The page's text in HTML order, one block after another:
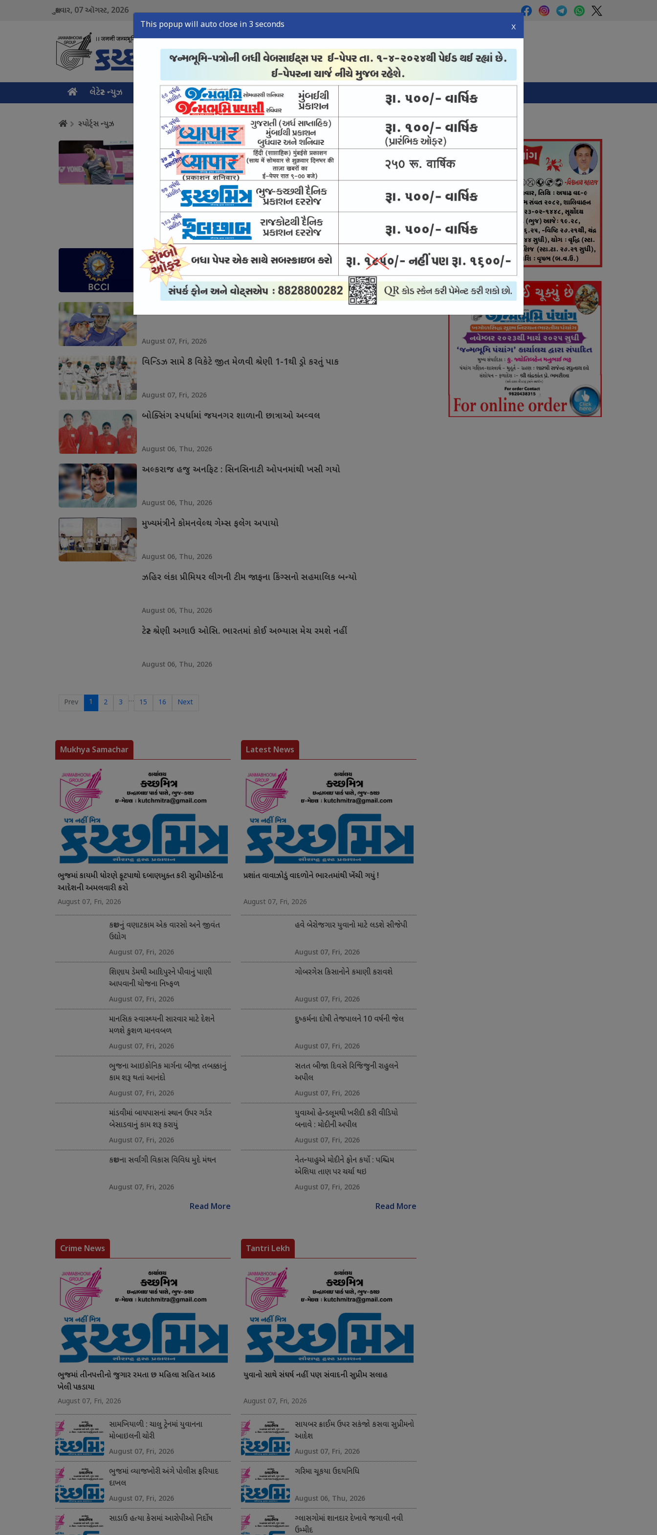
શુક્રવાર, 07ઑગસ્ટ, 2026
લેટેસ્ટ ન્યુઝ મુખ્ય સમાચાર ક્રાઇમ ન્યુઝ સ્પોર્ટ્સ ન્યુઝ તંત્રી લેખ ઈ-પેપર
This popup will auto close in 2 seconds X
સ્પોર્ટ્સ ન્યુઝ
તન્વી શર્મા કોરિયા ઓપનની ક્વાર્ટર ફાઇનલમાં
August 07, Fri, 2026
બટલરનો વર્લ્ડ રેકોર્ડ : ટી-20 ફોર્મેટમાં સૌથી વધુ રન
August 07, Fri, 2026
ટીમ ઇન્ડિયાના ખેલાડીઓની ફિટનેસ ટેસ્ટ વધુ કડક બની
August 07, Fri, 2026
August 07, Fri, 2026
વિન્ડિઝ સામે 8 વિકેટે જીત મેળવી શ્રેણી 1-1થી ડ્રો કરતું પાક
August 07, Fri, 2026
બોક્સિંગ સ્પર્ધામાં જયનગર શાળાની છાત્રાઓ અવ્વલ
August 06, Thu, 2026
અલ્કરાજ હજુ અનફિટ : સિનસિનાટી ઓપનમાંથી ખસી ગયો
August 06, Thu, 2026
મુખ્યમંત્રીને કોમનવેલ્થ ગેમ્સ ફલેગ અપાયો
August 06, Thu, 2026
ઝહિર લંકા પ્રીમિયર લીગની ટીમ જાફના કિંગ્સનો સહમાલિક બન્યો
August 06, Thu, 2026
ટેસ્ટ શ્રેણી અગાઉ ઓસિ. ભારતમાં કોઈ અભ્યાસ મેચ રમશે નહીં
August 06, Thu, 2026
Prev 1 2 3 … 15 16 Next
Panchang
Mukhya Samachar
ભુજમાં કાયમી ધોરણે ફૂટપાથો દબાણમુક્ત કરી સુપ્રીમકોર્ટના
આદેશની અમલવારી કરો
August 07, Fri, 2026
કચ્છનું વણાટકામ એક વારસો અને જીવંત
ઉદ્યોગ
August 07, Fri, 2026
શિણાય ડેમથી આદિપુરને પીવાનું પાણી
આપવાની યોજના નિષ્ફળ
August 07, Fri, 2026
માનસિક સ્વાસ્થ્યની સારવાર માટે દેશને
મળશે કુશળ માનવબળ
August 07, Fri, 2026
ભુજના આઇકોનિક માર્ગના બીજા તબક્કાનું
કામ શરૂ થતાં આનંદો
August 07, Fri, 2026
માંડવીમાં બાયપાસનાં સ્થાન ઉપર ગર્ડર
બેસાડવાનું કામ શરૂ કરાયું
August 07, Fri, 2026
કચ્છના સર્વાંગી વિકાસ વિવિધ મુદે મંથન
August 07, Fri, 2026
Read More
Latest News
પ્રશાંત વાવાઝોડું વાદળોને ભારતમાંથી ખેંચી ગયું !
August 07, Fri, 2026
હવે બેરોજગાર યુવાનો માટે લડશે સીજેપી
August 07, Fri, 2026
ગોબરગેસ કિસાનોને કમાણી કરાવશે
August 07, Fri, 2026
દુષ્કર્મના દોષી તેજપાલને 10 વર્ષની જેલ
August 07, Fri, 2026
સતત બીજા દિવસે રિજિજુની રાહુલને
અપીલ
August 07, Fri, 2026
યુવાઓ હેન્ડલૂમથી ખરીદી કરી વીડિયો
બનાવે : મોદીની અપીલ
August 07, Fri, 2026
નેતન્યાહુએ મોદીને ફોન કર્યો : પશ્ચિમ
એશિયા તાણ પર ચર્ચા થઇ
August 07, Fri, 2026
Read More
Crime News
ભુજમાં તીનપત્તીનો જુગાર રમતા છ મહિલા સહિત આઠ
ખેલી પકડાયા
August 07, Fri, 2026
સામખિયાળી : ચાલુ ટ્રેનમાં યુવાનના
મોબાઇલની ચોરી
August 07, Fri, 2026
ભુજમાં વ્યાજખોરી અંગે પોલીસ ફરિયાદ
દાખલ
August 07, Fri, 2026
સાડાઉ હત્યા કેસમાં આરોપીઓ નિર્દોષ
Tantri Lekh
યુવાનો સાથે સંઘર્ષ નહીં પણ સંવાદની સુપ્રીમ સલાહ
August 07, Fri, 2026
સાયબર ક્રાઈમ ઉપર સકંજો કસવા સુપ્રીમનો
આદેશ
August 07, Fri, 2026
ગરિમા ચૂકયા ઉદયનિધિ
August 06, Thu, 2026
ગ્લાસગોમાં શાનદાર દેખાવે જગાવી નવી
ઉમ્મીદ